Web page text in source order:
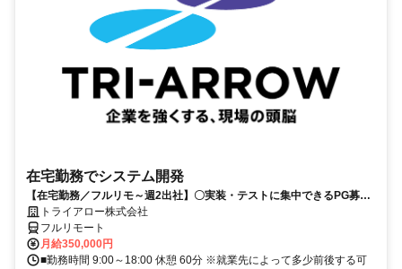
在宅勤務でシステム開発
【在宅勤務／フルリモ～週2出社】〇実装・テストに集中できるPG募集
〇業務用端末貸与あり
トライアロー株式会社
フルリモート
月給350,000円
■勤務時間 9:00～18:00 休憩 60分 ※就業先によって多少前後する可